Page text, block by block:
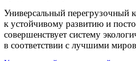
Универсальный перегрузочный
к устойчивому развитию и
совершенствует систему
в соответствии с лучшими